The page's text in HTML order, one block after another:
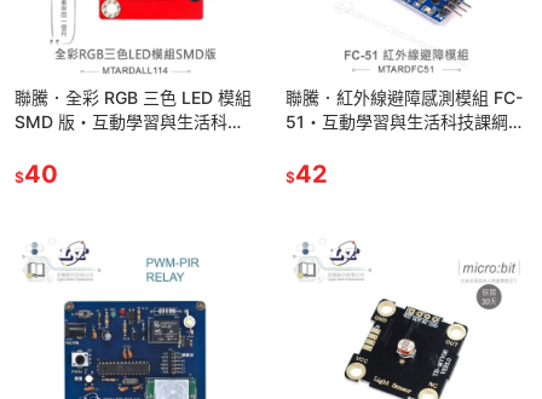
聯騰．全彩 RGB 三色 LED 模組
SMD 版・互動學習與生活科技
$40
聯騰．紅外線避障感測模組 FC-
51・互動學習與生活科技課綱應
$42